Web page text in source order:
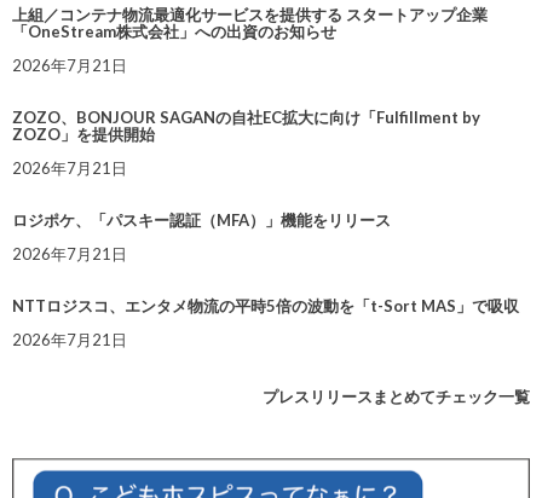
上組／コンテナ物流最適化サービスを提供する スタートアップ企業
「OneStream株式会社」への出資のお知らせ
2026年7月21日
ZOZO、BONJOUR SAGANの自社EC拡大に向け「Fulfillment by
ZOZO」を提供開始
2026年7月21日
ロジポケ、「パスキー認証（MFA）」機能をリリース
2026年7月21日
NTTロジスコ、エンタメ物流の平時5倍の波動を「t-Sort MAS」で吸収
2026年7月21日
プレスリリースまとめてチェック一覧